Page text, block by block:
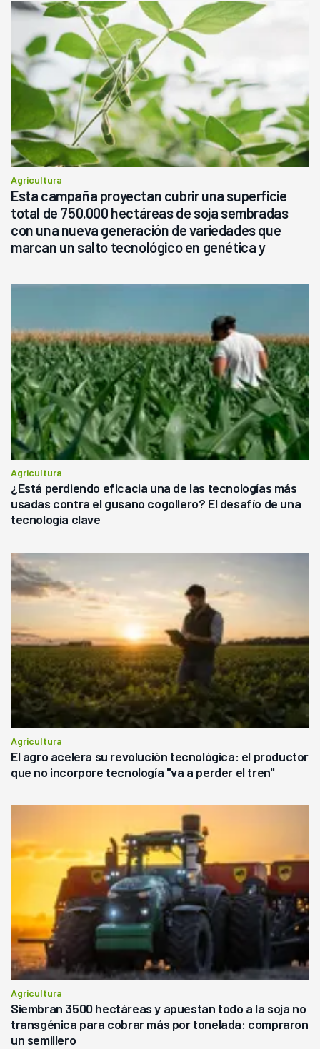
Agricultura
Esta campaña proyectan cubrir una superficie
total de 750.000 hectáreas de soja sembradas
con una nueva generación de variedades que
marcan un salto tecnológico en genética y
Agricultura
¿Está perdiendo eficacia una de las tecnologías más
usadas contra el gusano cogollero? El desafío de una
tecnología clave
Agricultura
El agro acelera su revolución tecnológica: el productor
que no incorpore tecnología "va a perder el tren"
Agricultura
Siembran 3500 hectáreas y apuestan todo a la soja no
transgénica para cobrar más por tonelada: compraron
un semillero